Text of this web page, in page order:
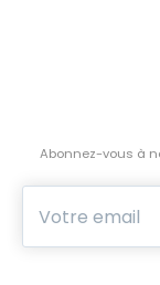
Abonnez-vous à